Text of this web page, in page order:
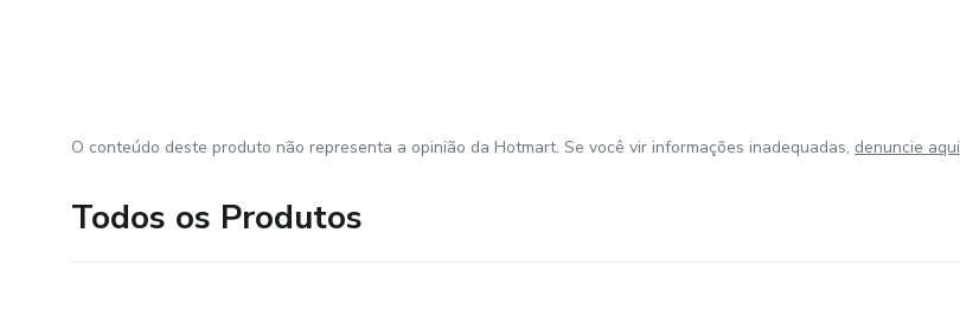
O conteúdo deste produto não representa a opinião da Hotmart. Se você vir informações inadequadas, denuncie aqui
Todos os Produtos